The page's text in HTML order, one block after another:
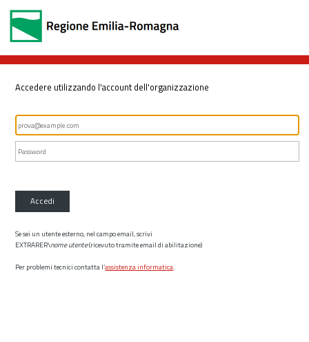
Accedere utilizzando l'account dell'organizzazione
Accedi
Se sei un utente esterno, nel campo email, scrivi
EXTRARER\nome utente(ricevuto tramite email di abilitazione)
Per problemi tecnici contatta l’assistenza informatica.